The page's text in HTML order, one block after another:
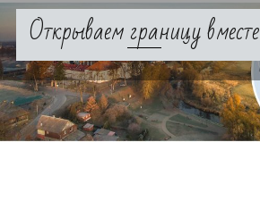
Skip
contentОткрываем границу вместе